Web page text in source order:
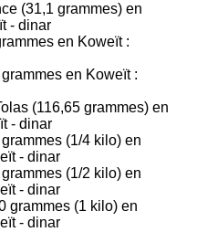
(31,1 grammes) en
- dinar
en Koweït :
en Koweït :
(116,65 grammes) en
- dinar
(1/4 kilo) en
- dinar
(1/2 kilo) en
- dinar
grammes (1 kilo) en
- dinar